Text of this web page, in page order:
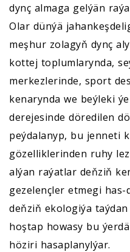
dynç almaga gelýän
Olar dünýä
meşhur zolagyň dynç
kottej toplumlarynda,
merkezlerinde, sport
kenarynda we beýleki
derejesinde döredilen
peýdalanyp, bu jenneti
gözelliklerinden ruhy
alýan raýatlar deňziň
gezelençler etmegi
deňziň ekologiýa
hoştap howasy bu
höziri hasaplanylýar.